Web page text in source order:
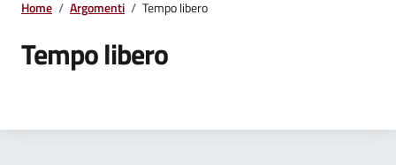
Home / Argomenti / Tempo libero
Tempo libero